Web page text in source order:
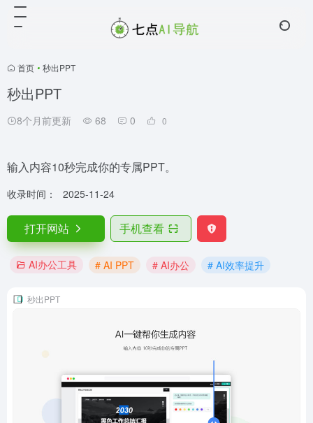
首页 • 秒出PPT
秒出PPT
8个月前更新 68 0 0
输入内容10秒完成你的专属PPT。
收录时间： 2025-11-24
打开网站 手机查看
AI办公工具 # AI PPT # AI办公 # AI效率提升
秒出PPT